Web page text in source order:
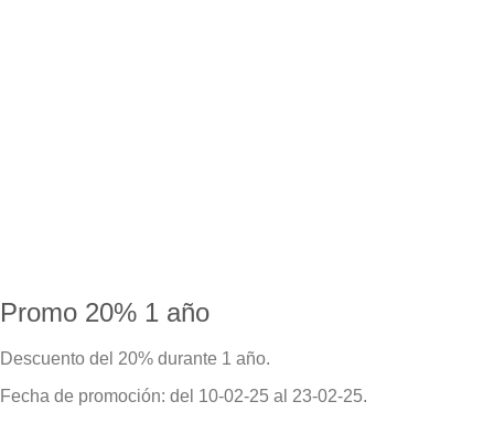
Promo 20% 1 año
Descuento del 20% durante 1 año.
Fecha de promoción: del 10-02-25 al 23-02-25.